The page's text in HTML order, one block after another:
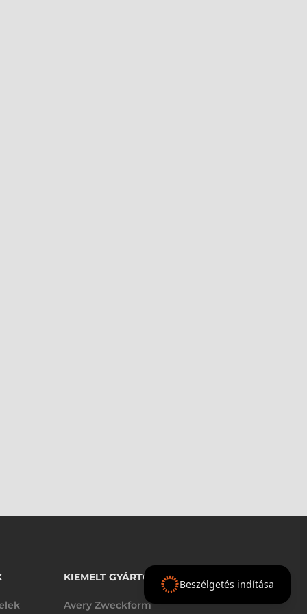
KIEMELT GYÁRTÓINK
Avery Zweckform
Beszélgetés indítása